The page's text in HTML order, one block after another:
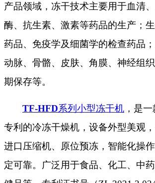
产品领域，冻干技术主要用于血清、
酶、抗生素、激素等药品的生产；
药品、免疫学及细菌学的检查药品；
动脉、骨骼、皮肤、角膜、神经组
期保存等。
TF-HFD系列小型冻干机 ，是
专利的冷冻干燥机，设备外型美观
进口压缩机、原位预冻，智能化操
定可靠。广泛用于食品、化工、中